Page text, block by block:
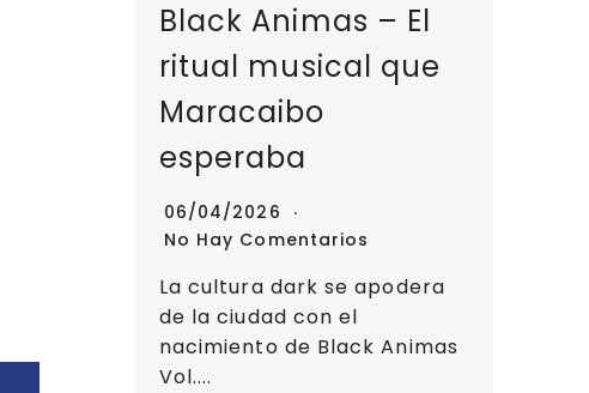
Black Animas – El
ritual musical que
Maracaibo
esperaba
06/04/2026
No Hay Comentarios
La cultura dark se apodera
de la ciudad con el
nacimiento de Black Animas
Vol....